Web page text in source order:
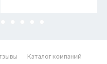
Каталог компаний